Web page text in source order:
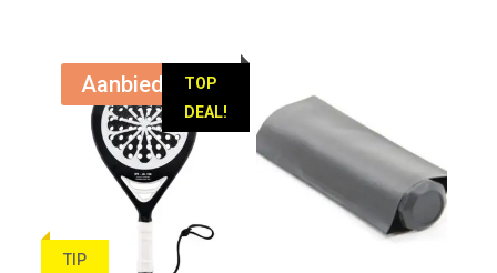
€ 10,95.€ 8,95.TOP
DEAL!
TIP
Aanbieding!